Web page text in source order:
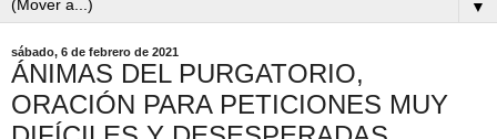
▼
sábado, 6 de febrero de 2021
ÁNIMAS DEL PURGATORIO,
ORACIÓN PARA PETICIONES MUY